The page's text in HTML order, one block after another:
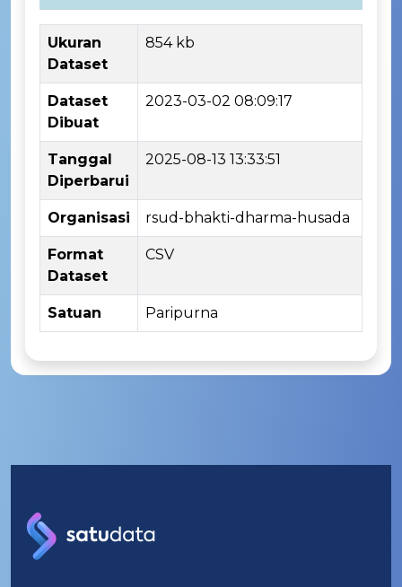
Ukuran
Dataset
854 kb
Dataset
Dibuat
2023-03-02 08:09:17
Tanggal
Diperbarui
2025-08-13 13:33:51
Organisasi rsud-bhakti-dharma-husada
Format
Dataset
CSV
Satuan Paripurna